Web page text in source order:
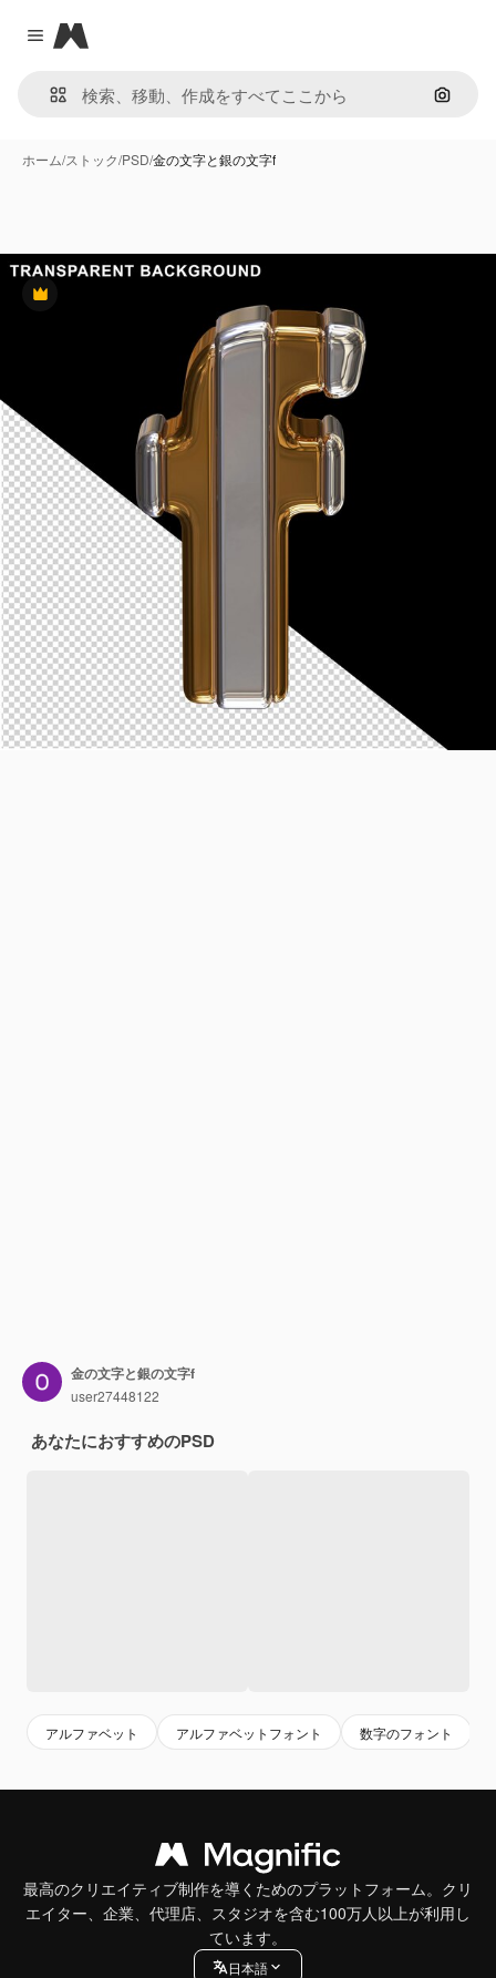
Close menu
Magnific
画像で
ホーム/ストック/PSD/金の文字と銀の文字f
Premium
金の文字と銀の文字f
user27448122
あなたにおすすめのPSD
アルファベット アルファベットフォント 数字のフォント
最高のクリエイティブ制作を導くためのプラットフォーム。クリ
エイター、企業、代理店、スタジオを含む100万人以上が利用し
ています。
日本語